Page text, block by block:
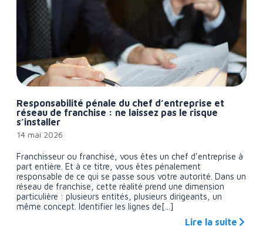
Responsabilité pénale du chef d’entreprise et
réseau de franchise : ne laissez pas le risque
s’installer
14 mai 2026
Franchisseur ou franchisé, vous êtes un chef d’entreprise à
part entière. Et à ce titre, vous êtes pénalement
responsable de ce qui se passe sous votre autorité. Dans un
réseau de franchise, cette réalité prend une dimension
particulière : plusieurs entités, plusieurs dirigeants, un
même concept. Identifier les lignes de[...]
Lire la suite